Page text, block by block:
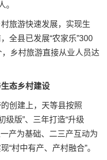
。
旅游快速发展，实现生
全县已发展“农家乐”300
乡村旅游直接从业人员达
态乡村建设
创建上，天等县按照
级版”、三年打造“升级
产为基础、二三产互动为
“村中有产、产村融合”。